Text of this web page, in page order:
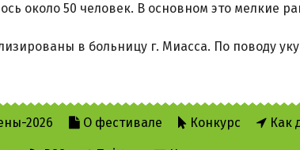
около 50 человек. В основном это мелкие
в больницу г. Миасса. По поводу
2026 О фестивале Конкурс Как